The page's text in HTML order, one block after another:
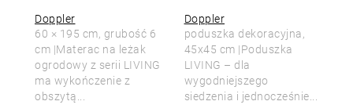
Doppler
60 × 195 cm, grubość 6
cm |Materac na leżak
ogrodowy z serii LIVING
ma wykończenie z
obszytą...
Doppler
poduszka dekoracyjna,
45x45 cm |Poduszka
LIVING – dla
wygodniejszego
siedzenia i jednocześnie...